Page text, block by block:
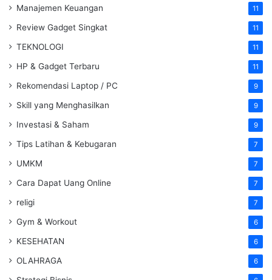
Manajemen Keuangan 11
Review Gadget Singkat 11
TEKNOLOGI 11
HP & Gadget Terbaru 11
Rekomendasi Laptop / PC 9
Skill yang Menghasilkan 9
Investasi & Saham 9
Tips Latihan & Kebugaran 7
UMKM 7
Cara Dapat Uang Online 7
religi 7
Gym & Workout 6
KESEHATAN 6
OLAHRAGA 6